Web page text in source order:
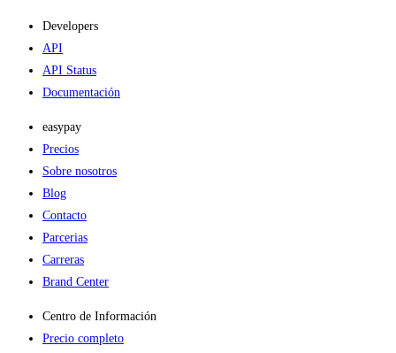
Developers
API
API Status
Documentación
easypay
Precios
Sobre nosotros
Blog
Contacto
Parcerias
Carreras
Brand Center
Centro de Información
Precio completo